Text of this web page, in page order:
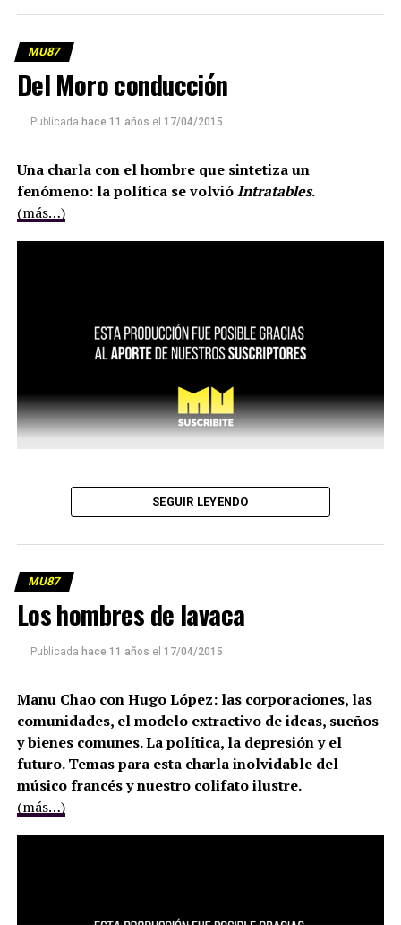
MU87
Del Moro conducción
Publicada hace 11 años el 17/04/2015
Una charla con el hombre que sintetiza un
fenómeno: la política se volvióIntratables.
(más…)
SEGUIR LEYENDO
MU87
Los hombres de lavaca
Publicada hace 11 años el 17/04/2015
Manu Chao con Hugo López: las corporaciones, las
comunidades, el modelo extractivo de ideas, sueños
y bienes comunes. La política, la depresión y el
futuro. Temas para esta charla inolvidable del
músico francés y nuestro colifato ilustre.
(más…)